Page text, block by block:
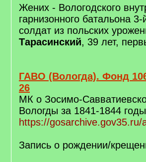
Жених - Вологодского
гарнизонного батальона
солдат из польских
Тарасинский, 39 лет,
ГАВО (Вологда). Фонд
26
МК о Зосимо-
Вологды за 1841-1844 годы
https://
Запись о рождении/